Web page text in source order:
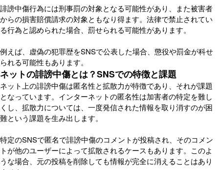
誹謗中傷行為には刑事罰の対象となる可能性があり、また被害者
からの損害賠償請求の対象ともなり得ます。法律で禁止されてい
る行為と認められた場合、罰せられる可能性があります。
例えば、虚偽の犯罪歴をSNSで公表した場合、懲役や罰金が科せ
られる可能性もあります。
ネットの誹謗中傷とは？SNSでの特徴と課題
ネット上の誹謗中傷は匿名性と拡散力が特徴であり、それが課題
となっています。インターネットの匿名性は加害者の特定を難し
くし、拡散力については、一度発信された情報を取り消すのが困
難という課題を生み出します。
特定のSNSで匿名で誹謗中傷のコメントが投稿され、そのコメン
トが他のユーザーによって拡散されるケースもあります。このよ
うな場合、元の投稿を削除しても情報が完全に消えることはあり